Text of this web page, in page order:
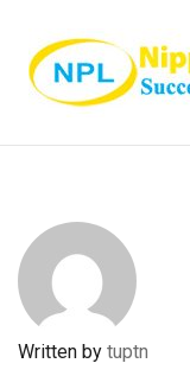
Written by tuptn